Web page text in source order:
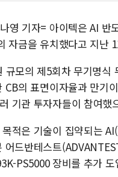
영 기자= 아이텍은 AI 반
자금을 유치했다고 지난
규모의 제5회차 무기명
CB의 표면이자율과 만기
기관 투자자들이 참여
적은 기술이 집약되는
어드반테스트
PS5000 장비를 추가